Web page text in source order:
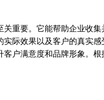
重要。它能帮助企业收
际效果以及客户的真实
户满意度和品牌形象。